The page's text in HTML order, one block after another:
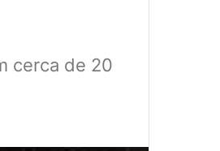
cerca de 20